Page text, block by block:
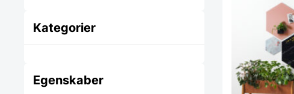
Kategorier
Egenskaber